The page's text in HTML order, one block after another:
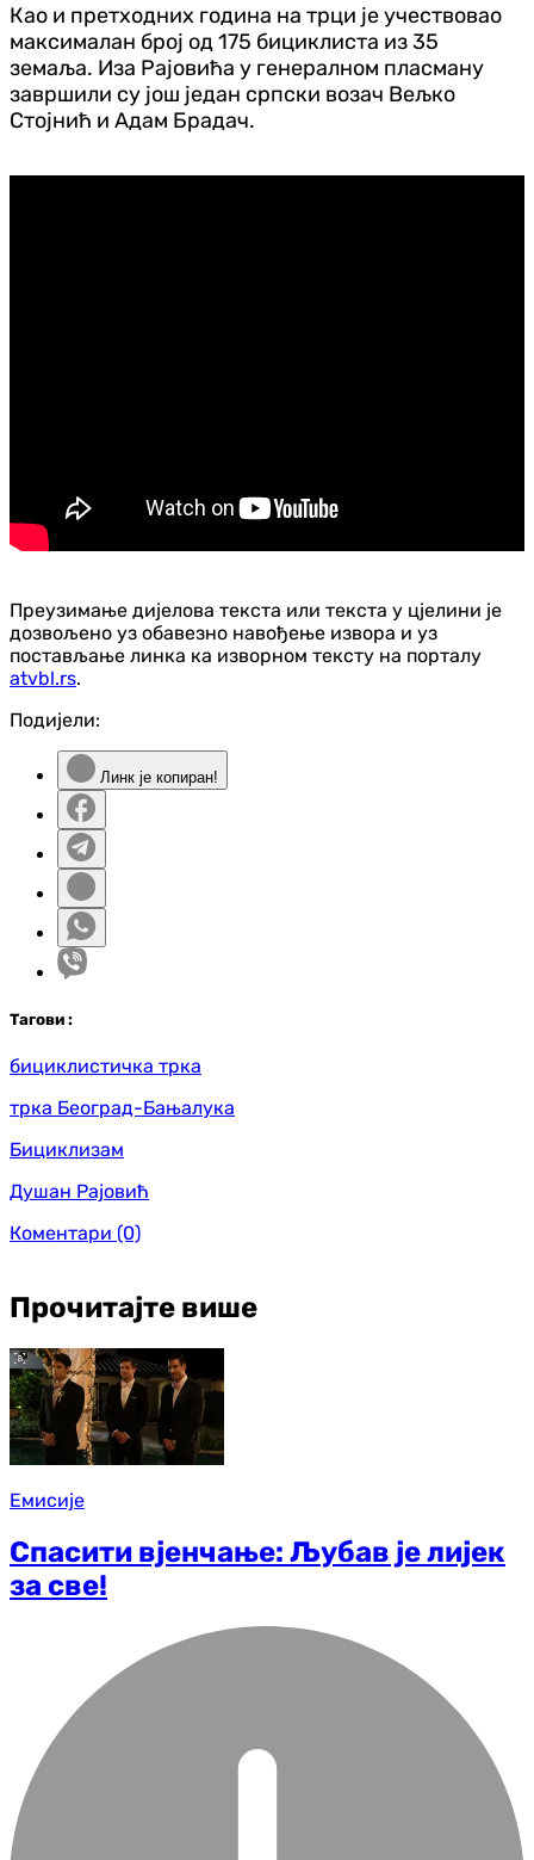
Као и претходних година на трци је учествовао
максималан број од 175 бициклиста из 35
земаља. Иза Рајовића у генералном пласману
завршили су још један српски возач Вељко
Стојнић и Адам Брадач.
Преузимање дијелова текста или текста у цјелини је
дозвољено уз обавезно навођење извора и уз
постављање линка ка изворном тексту на порталу
atvbl.rs.
Подијели:
Линк је копиран!
Тагови :
бициклистичка трка
трка Београд-Бањалука
Бициклизам
Душан Рајовић
Коментари (0)
Прочитајте више
Емисије
Спасити вјенчање: Љубав је лијек
за све!